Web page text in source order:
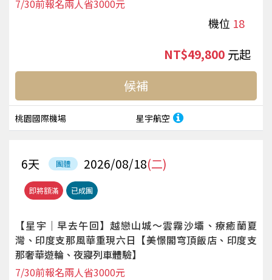
機位 18
7/30前報名兩人省3000元
桃園國際機場 星宇航空
NT$49,800 起
候補
即將額滿 已成團
團體 2026/08/18(二)
6天
【星宇｜早去午回】越戀山城～雲霧沙壩、療癒蘭夏
灣、印度支那風華重現六日【美憬閣穹頂飯店、印度支
那奢華遊輪、夜寢列車體驗】
7/30前報名兩人省3000元